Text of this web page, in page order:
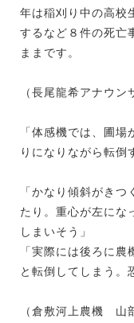
年は稲刈り中の高校
するなど８件の死亡
ままです。
（長尾龍希アナウン
「体感機では、圃
りになりながら転倒
「かなり傾斜がき
たり。重心が左にな
しまいそう」
「実際には後ろに
と転倒してしまう。
（倉敷河上農機 山